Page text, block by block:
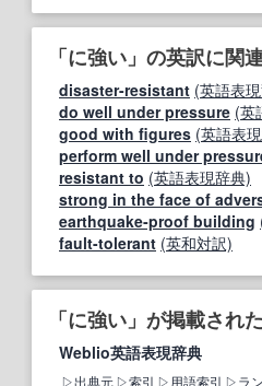
「に強い」の英訳に関
disaster-resistant (英語表
do well under pressure (英
good with figures (英語表
perform well under
resistant to (英語表現辞典)
strong in the face of
earthquake‐proof building
fault-tolerant (英和対訳)
「に強い」が掲載され
Weblio英語表現辞典
出典元 索引 用語索引 ラ